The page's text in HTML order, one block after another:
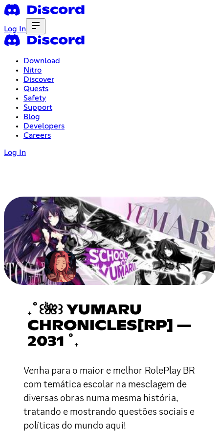
Log In
Download
Nitro
Discover
Quests
Safety
Support
Blog
Developers
Careers
Log In
₊˚꒰🌺꒱ YUMARU
CHRONICLES[RP] —
2031 ˚₊
Venha para o maior e melhor RolePlay BR
com temática escolar na mesclagem de
diversas obras numa mesma história,
tratando e mostrando questões sociais e
políticas do mundo aqui!